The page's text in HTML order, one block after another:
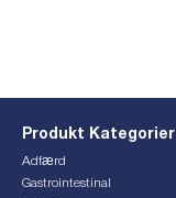
Produkt Kategorier
Adfærd
Gastrointestinal